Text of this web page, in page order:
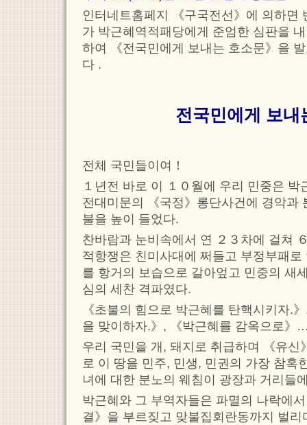
인터네트홈페지 《구국전선》에 의하면
가 박근혜역적패당에게 준엄한 심판을
하여 《전국민에게 보내는 호소문》을
다 .
전국민에게 보내
전체 국민들이여！
１년전 바로 이 １０월에 우리 민중은
전대미문의 《국정》롱단사건에 경악과
불을 높이 들었다.
찬바람과 눈비속에서 연 ２３차에 걸쳐
적항쟁은 친미사대에 쩌들고 부정부패
를 항거의 보습으로 갈아엎고 민중의 새
심의 세찬 격파였다.
《초불의 힘으로 박근혜를 탄핵시키자.
을 맞이하자.》, 《박근혜를 감옥으로》
우리 국민을 개, 돼지로 취급하며 《유신
로 이 땅을 민주, 민생, 민권의 가장 참혹
녀에 대한 분노의 웨침이 광장과 거리들
박근혜와 그 부역자들은 파멸의 나락에
결》을 부르짖고 맞불집회란동까지 벌